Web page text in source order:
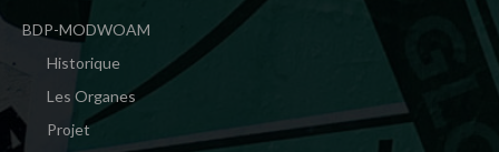
BDP-MODWOAM
Historique
Les Organes
Projet